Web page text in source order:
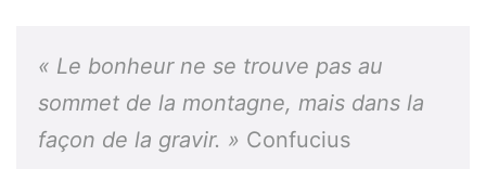
« Le bonheur ne se trouve pas au
sommet de la montagne, mais dans la
façon de la gravir. » Confucius